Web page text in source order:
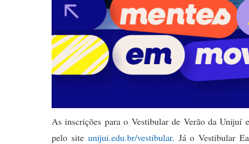
As inscrições para o Vestibular de Verão da Unijuí
pelo site unijui.edu.br/vestibular. Já o Vestibular